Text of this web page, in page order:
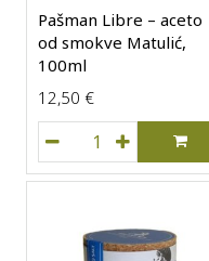
Pašman Libre – aceto
od smokve Matulić,
100ml
12,50 €
Pašman Libre -